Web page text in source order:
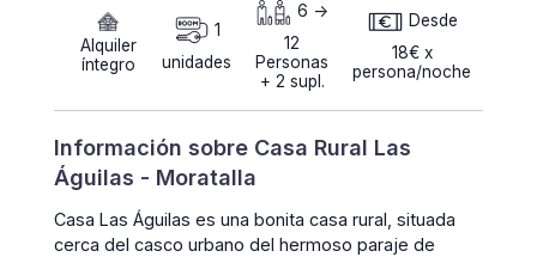
Alquiler
íntegro
1
unidades
6 ->
12
Personas
+ 2 supl.
Desde
18€ x
persona/noche
Información sobre Casa Rural Las
Águilas - Moratalla
Casa Las Águilas es una bonita casa rural, situada
cerca del casco urbano del hermoso paraje de